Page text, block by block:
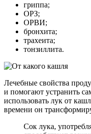
гриппа;
ОРЗ;
ОРВИ;
бронхита;
трахеита;
тонзиллита.
Лечебные свойства
и помогают устранить
использовать лук от
времени он
Сок лука,